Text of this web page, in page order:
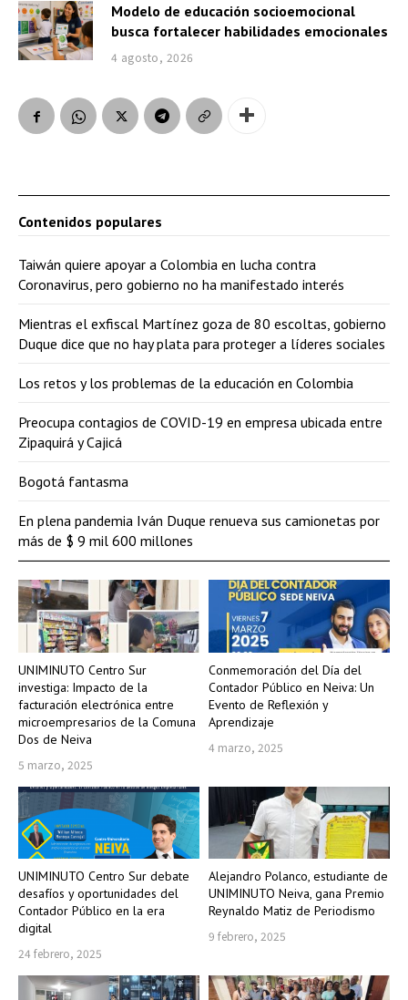
Modelo de educación socioemocional
busca fortalecer habilidades emocionales
4 agosto, 2026
UNIMINUTO Centro Sur
investiga: Impacto de la
facturación electrónica entre
microempresarios de la Comuna
Dos de Neiva
5 marzo, 2025
Conmemoración del Día del
Contador Público en Neiva: Un
Evento de Reflexión y
Aprendizaje
4 marzo, 2025
UNIMINUTO Centro Sur debate
desafíos y oportunidades del
Contador Público en la era
digital
24 febrero, 2025
Alejandro Polanco, estudiante de
UNIMINUTO Neiva, gana Premio
Reynaldo Matiz de Periodismo
9 febrero, 2025
Contenidos populares
Taiwán quiere apoyar a Colombia en lucha contra
Coronavirus, pero gobierno no ha manifestado interés
Mientras el exfiscal Martínez goza de 80 escoltas, gobierno
Duque dice que no hay plata para proteger a líderes sociales
Los retos y los problemas de la educación en Colombia
Preocupa contagios de COVID-19 en empresa ubicada entre
Zipaquirá y Cajicá
Bogotá fantasma
En plena pandemia Iván Duque renueva sus camionetas por
más de $ 9 mil 600 millones